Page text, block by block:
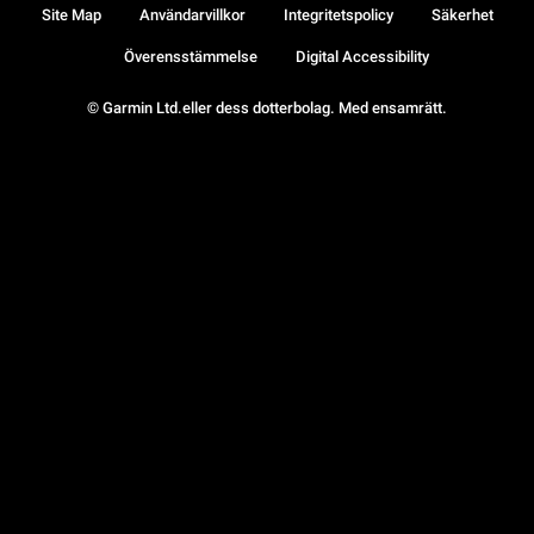
© Garmin Ltd.eller dess dotterbolag. Med ensamrätt.
Site Map Användarvillkor Integritetspolicy Säkerhet
Överensstämmelse Digital Accessibility